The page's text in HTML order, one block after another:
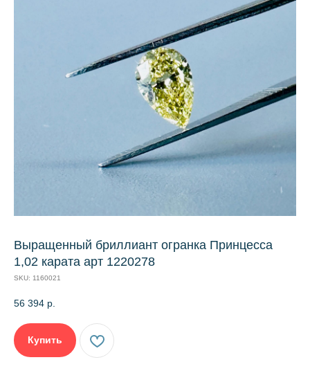
Выращенный бриллиант огранка Принцесса
1,02 карата арт 1220278
SKU: 1160021
56 394 р.
Купить